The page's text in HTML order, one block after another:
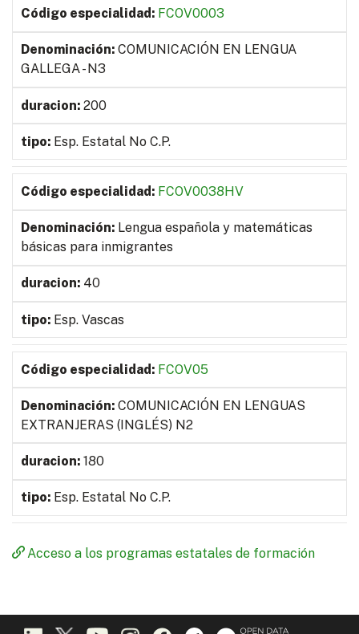
FCOV0003
COMUNICACIÓN EN LENGUA
GALLEGA - N3
200
Esp. Estatal No C.P.
FCOV0038HV
Lengua española y matemáticas
básicas para inmigrantes
40
Esp. Vascas
FCOV05
COMUNICACIÓN EN LENGUAS
EXTRANJERAS (INGLÉS) N2
180
Esp. Estatal No C.P.
Acceso a los programas estatales de formación